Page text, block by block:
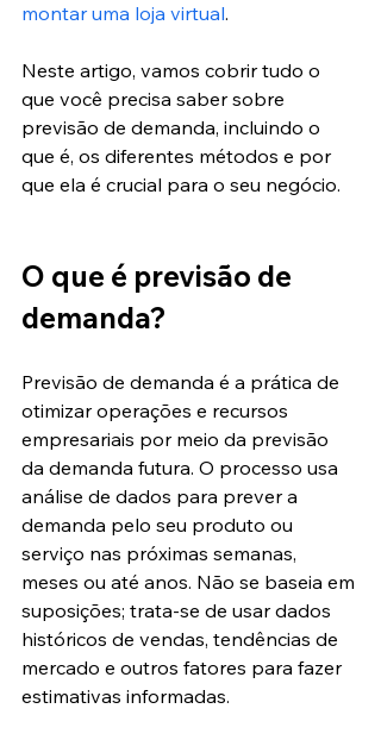
montar uma loja virtual.
Neste artigo, vamos cobrir tudo o
que você precisa saber sobre
previsão de demanda, incluindo o
que é, os diferentes métodos e por
que ela é crucial para o seu negócio.
O que é previsão de
demanda?
Previsão de demanda é a prática de
otimizar operações e recursos
empresariais por meio da previsão
da demanda futura. O processo usa
análise de dados para prever a
demanda pelo seu produto ou
serviço nas próximas semanas,
meses ou até anos. Não se baseia em
suposições; trata-se de usar dados
históricos de vendas, tendências de
mercado e outros fatores para fazer
estimativas informadas.